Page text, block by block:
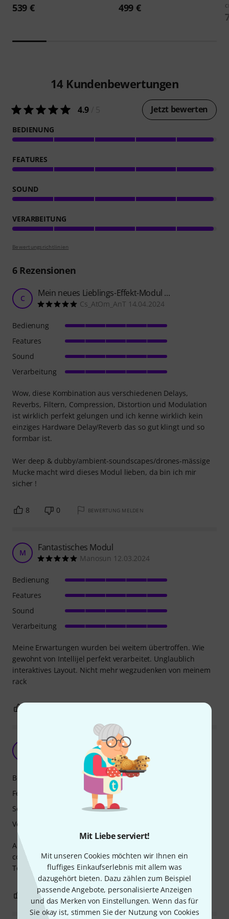
Mit Liebe serviert!
Mit unseren Cookies möchten wir Ihnen ein
fluffiges Einkaufserlebnis mit allem was
dazugehört bieten. Dazu zählen zum Beispiel
passende Angebote, personalisierte Anzeigen
und das Merken von Einstellungen. Wenn das für
Sie okay ist, stimmen Sie der Nutzung von Cookies
539 € 499 €
14 Kundenbewertungen
4.9 Jetzt bewerten
BEDIENUNG
FEATURES
SOUND
VERARBEITUNG
Bewertungsrichtlinien
6Rezensionen
C Mein neues Lieblings-Effekt-Modul ...
Cs_AtOm_AnT 14.04.2024
Wow, diese Kombination aus verschiedenen Delays,
Reverbs, Filtern, Compression, Distortion und Modulation
ist wirklich perfekt gelungen und ich kenne wirklich kein
einziges Hardware Delay/Reverb das so gut klingt und so
formbar ist.
Wer deep & dubby/ambient-soundscapes/drones-mässige
Mucke macht wird dieses Modul lieben, da bin ich mir
sicher !
Bedienung
Features
Sound
Verarbeitung
8 0 BEWERTUNG MELDEN
M Fantastisches Modul
Manosun 12.03.2024
Meine Erwartungen wurden bei weitem übertroffen. Wie
gewohnt von Intellijel perfekt verarbeitet. Unglaublich
interaktives Layout. Nicht mehr wegzudenken von meinem
rack
Bedienung
Features
Sound
Verarbeitung
johnnny 06.12.2024
A great delay and reverb, nice features and plenty of
connections to experiment with.
Top quality build, perfect.
Bedienung
Features
Sound
Verarbeitung
0 BEWERTUNG MELDEN